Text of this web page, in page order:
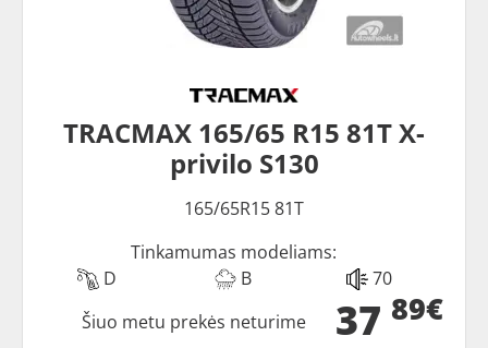
TRACMAX 165/65 R15 81T X-
privilo S130
165/65R15 81T
Tinkamumas modeliams:
D
B 70
37 89€
Šiuo metu prekės neturime